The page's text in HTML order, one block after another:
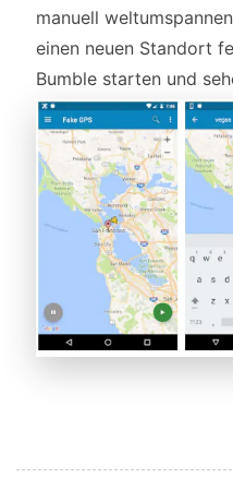
manuell
einen neuen Standort
Bumble starten und